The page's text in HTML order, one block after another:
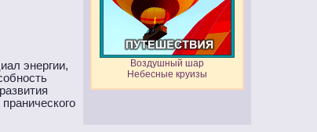
Воздушный шар
Небесные круизы
энергии,